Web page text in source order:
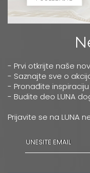
- Prvi otkrijte naše
- Saznajte sve o
- Pronađite
- Budite deo LUNA
Prijavite se na LUNA